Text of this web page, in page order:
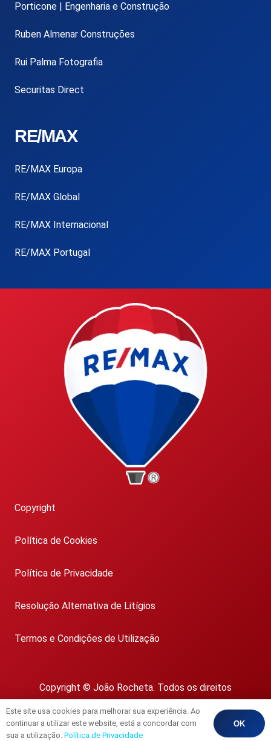
Porticone | Engenharia e Construção
Ruben Almenar Construções
Rui Palma Fotografia
Securitas Direct
RE/MAX
RE/MAX Europa
RE/MAX Global
RE/MAX Internacional
RE/MAX Portugal
Copyright
Política de Cookies
Política de Privacidade
Resolução Alternativa de Litígios
Termos e Condições de Utilização
Copyright © João Rocheta. Todos os direitos
reservados.
AMI 1718
Este site usa cookies para melhorar sua experiência. Ao
continuar a utilizar este website, está a concordar com
sua a utilização. Política de Privacidade
OK